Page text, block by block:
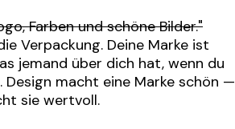
Farben und schöne Bilder."
Verpackung. Deine Marke ist
jemand über dich hat, wenn du
Design macht eine Marke schön —
sie wertvoll.